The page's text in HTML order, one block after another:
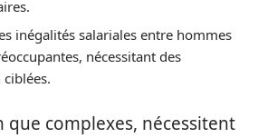
inégalités salariales entre hommes
nécessitant des
que complexes, nécessitent